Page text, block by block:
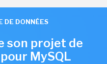
DE DONNÉES
son projet de
MySQL